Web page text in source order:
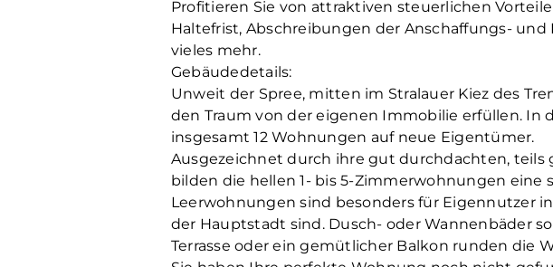
Profitieren Sie von attraktiven steuerlichen
Haltefrist, Abschreibungen der Anschaffungs-
vieles mehr.
Gebäudedetails:
Unweit der Spree, mitten im Stralauer Kiez des
den Traum von der eigenen Immobilie erfüllen. In
insgesamt 12 Wohnungen auf neue Eigentümer.
Ausgezeichnet durch ihre gut durchdachten, teils
bilden die hellen 1- bis 5-Zimmerwohnungen
Leerwohnungen sind besonders für Eigennutzer
der Hauptstadt sind. Dusch- oder Wannenbäder
Terrasse oder ein gemütlicher Balkon runden die